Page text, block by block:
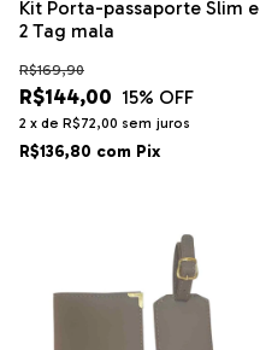
Kit Porta-passaporte Slim e
2 Tag mala
R$144,00
R$169,90
15% OFF
2 x de R$72,00 sem juros
R$136,80 com Pix